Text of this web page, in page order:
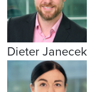
Dieter Janecek